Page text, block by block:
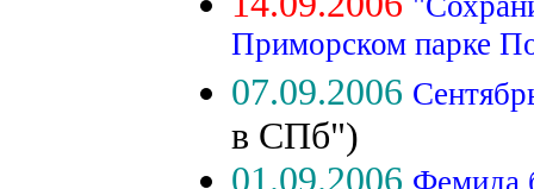
Приморском парке
07.09.2006
в СПб")
01.09.2006 Фемида